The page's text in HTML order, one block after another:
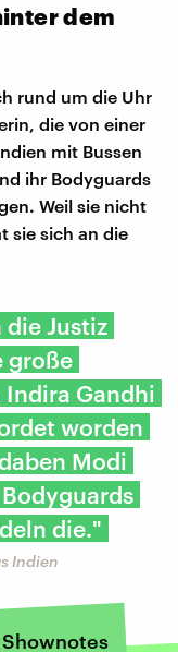
dem
rund um die Uhr
die von einer
mit Bussen
ihr Bodyguards
Weil sie nicht
sie sich an die
Justiz
große
Gandhi
worden
Modi
die."
Indien
Shownotes